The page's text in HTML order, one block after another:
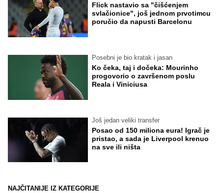
Flick nastavio sa "čišćenjem
svlačionice", još jednom prvotimcu
poručio da napusti Barcelonu
Posebni je bio kratak i jasan
Ko čeka, taj i dočeka: Mourinho
progovorio o završenom poslu
Reala i Viniciusa
Još jedan veliki transfer
Posao od 150 miliona eura! Igrač je
pristao, a sada je Liverpool krenuo
na sve ili ništa
NAJČITANIJE IZ KATEGORIJE